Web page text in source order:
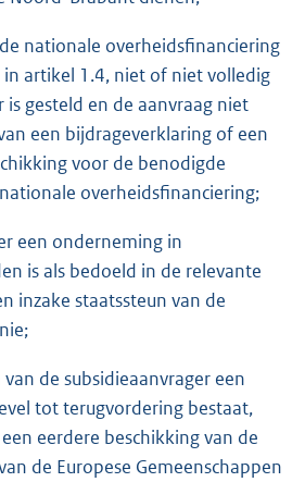
nationale overheidsfinanciering
in artikel 1.4, niet of niet volledig
is gesteld en de aanvraag niet
een bijdrageverklaring of een
voor de benodigde
overheidsfinanciering;
een onderneming in
is als bedoeld in de relevante
inzake staatssteun van de
de subsidieaanvrager een
tot terugvordering bestaat,
eerdere beschikking van de
de Europese Gemeenschappen